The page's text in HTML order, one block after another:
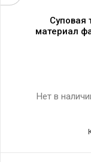
Суповая
материал
Нет в